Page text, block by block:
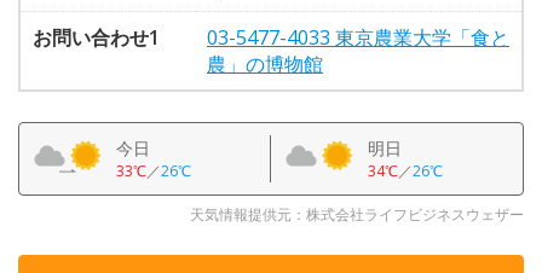
お問い合わせ1
03-5477-4033 東京農業大学「食と
農」の博物館
今日
33℃／26℃
明日
34℃／26℃
天気情報提供元：株式会社ライフビジネスウェザー